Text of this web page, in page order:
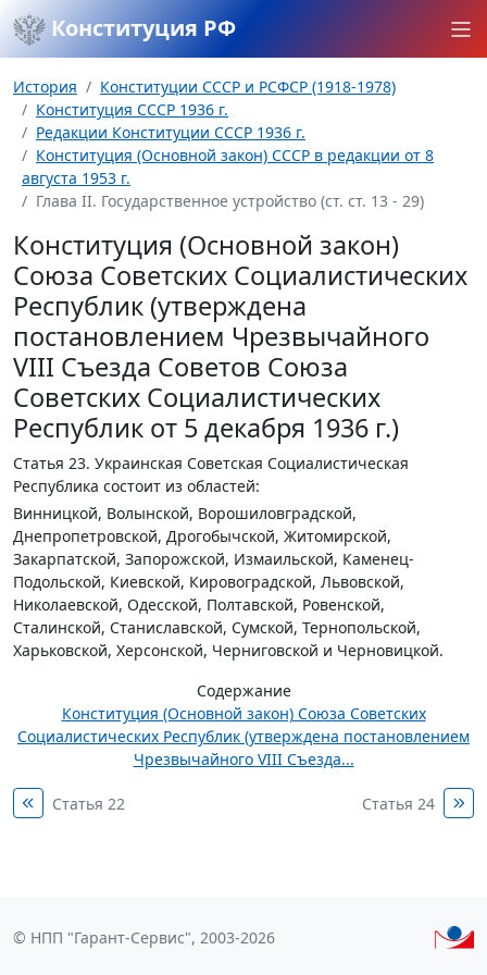
Конституция РФ
История
Конституции СССР и РСФСР (1918-1978)
Конституция СССР 1936 г.
Редакции Конституции СССР 1936 г.
Конституция (Основной закон) СССР в редакции от 8
августа 1953 г.
Глава II. Государственное устройство (ст. ст. 13 - 29)
Конституция (Основной закон)
Союза Советских Социалистических
Республик (утверждена
постановлением Чрезвычайного
VIII Съезда Советов Союза
Советских Социалистических
Республик от 5 декабря 1936 г.)
Статья 23. Украинская Советская Социалистическая
Республика состоит из областей:
Винницкой, Волынской, Ворошиловградской,
Днепропетровской, Дрогобычской, Житомирской,
Закарпатской, Запорожской, Измаильской, Каменец-
Подольской, Киевской, Кировоградской, Львовской,
Николаевской, Одесской, Полтавской, Ровенской,
Сталинской, Станиславской, Сумской, Тернопольской,
Харьковской, Херсонской, Черниговской и Черновицкой.
Содержание
Конституция (Основной закон) Союза Советских
Социалистических Республик (утверждена постановлением
Чрезвычайного VIII Съезда...
Статья 22 Статья 24
© НПП "Гарант-Сервис", 2003-2026